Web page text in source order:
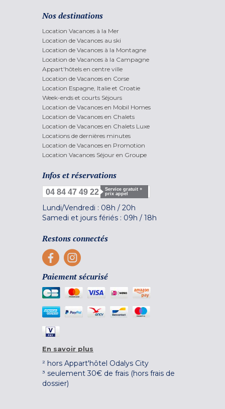
Nos destinations
Location Vacances à la Mer
Location de Vacances au ski
Location de Vacances à la Montagne
Location de Vacances à la Campagne
Appart'hôtels en centre ville
Location de Vacances en Corse
Location Espagne, Italie et Croatie
Week-ends et courts Séjours
Location de Vacances en Mobil Homes
Location de Vacances en Chalets
Location de Vacances en Chalets Luxe
Locations de dernières minutes
Location de Vacances en Promotion
Location Vacances Séjour en Groupe
Infos et réservations
04 84 47 49 22
Service gratuit +
prix appel
Lundi/Vendredi : 08h / 20h
Samedi et jours fériés : 09h / 18h
Restons connectés
Paiement sécurisé
En savoir plus
² hors Appart'hôtel Odalys City
³ seulement 30€ de frais (hors frais de
dossier)